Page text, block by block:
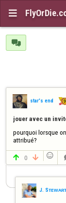


star's end
jouer avec un
pourquoi lorsque
attribué?
 0  
J. Sᴛᴇᴡᴀʀᴛ